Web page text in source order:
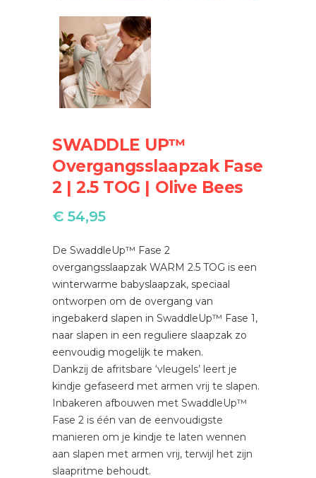
SWADDLE UP™
Overgangsslaapzak Fase
2 | 2.5 TOG | Olive Bees
€ 54,95
De SwaddleUp™ Fase 2
overgangsslaapzak WARM 2.5 TOG is een
winterwarme babyslaapzak, speciaal
ontworpen om de overgang van
ingebakerd slapen in SwaddleUp™ Fase 1,
naar slapen in een reguliere slaapzak zo
eenvoudig mogelijk te maken.
Dankzij de afritsbare ‘vleugels’ leert je
kindje gefaseerd met armen vrij te slapen.
Inbakeren afbouwen met SwaddleUp™
Fase 2 is één van de eenvoudigste
manieren om je kindje te laten wennen
aan slapen met armen vrij, terwijl het zijn
slaapritme behoudt.